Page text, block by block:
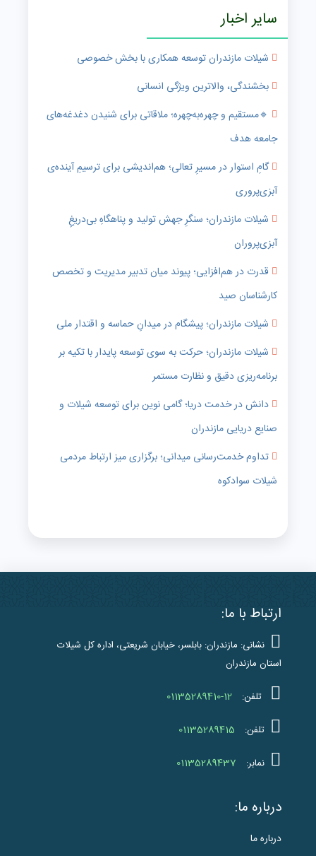
سایر اخبار
شیلات مازندران توسعه همکاری با بخش خصوصی
بخشندگی، والاترین ویژگی انسانی
🔹️مستقیم و چهره‌به‌چهره؛ ملاقاتی برای شنیدن دغدغه‌های
جامعه هدف
گامِ استوار در مسیرِ تعالی؛ هم‌اندیشی برای ترسیمِ آینده‌ی
آبزی‌پروری
شیلات مازندران؛ سنگرِ جهش تولید و پناهگاهِ بی‌دریغِ
آبزی‌پروران
قدرت در هم‌افزایی؛ پیوند میان تدبیر مدیریت و تخصص
کارشناسان صید
شیلات مازندران؛ پیشگام در میدانِ حماسه و اقتدار ملی
شیلات مازندران؛ حرکت به سوی توسعه پایدار با تکیه بر
برنامه‌ریزی دقیق و نظارت مستمر
دانش در خدمت دریا؛ گامی نوین برای توسعه شیلات و
صنایع دریایی مازندران
تداوم خدمت‌رسانی میدانی؛ برگزاری میز ارتباط مردمی
شیلات سوادکوه
ارتباط با ما:
نشانی: مازندران: بابلسر، خیابان شریعتی، اداره کل شیلات
استان مازندران
تلفن: 01135289410-12
تلفن: 01135289415
نمابر: 01135289437
درباره ما:
درباره ما